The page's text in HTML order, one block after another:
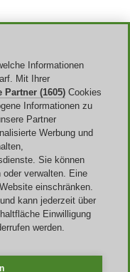
Informationen
Mit Ihrer
Partner (1605) Cookies
Informationen zu
Partner
Werbung und
Sie können
oder verwalten. Eine
einschränken.
kann jederzeit über
Einwilligung
werden.